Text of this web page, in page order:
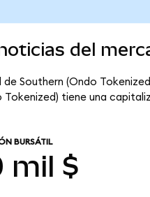
del
Southern (Ondo
Tokenized) tiene una
BURSÁTIL
mil $